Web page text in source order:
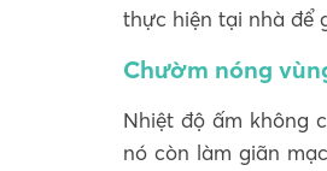
thực hiện tại nhà để
Chườm nóng
Nhiệt độ ấm không
nó còn làm giãn